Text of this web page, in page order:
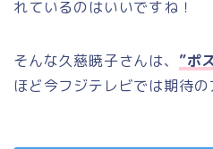
れているのはいいですね！
そんな久慈暁子さんは、 ”ポ
ほど今フジテレビでは期待の